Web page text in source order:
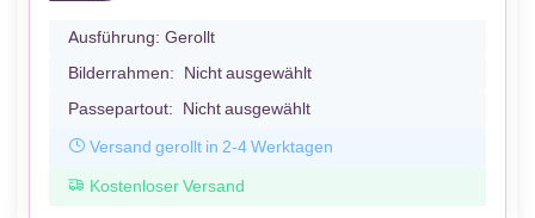
Ausführung: Gerollt
Bilderrahmen: Nicht ausgewählt
Passepartout: Nicht ausgewählt
Versand gerollt in 2-4 Werktagen
Kostenloser Versand